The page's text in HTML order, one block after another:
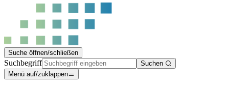
Suche öffnen/schließen
Suchbegriff
Suchen
Menü auf/zuklappen